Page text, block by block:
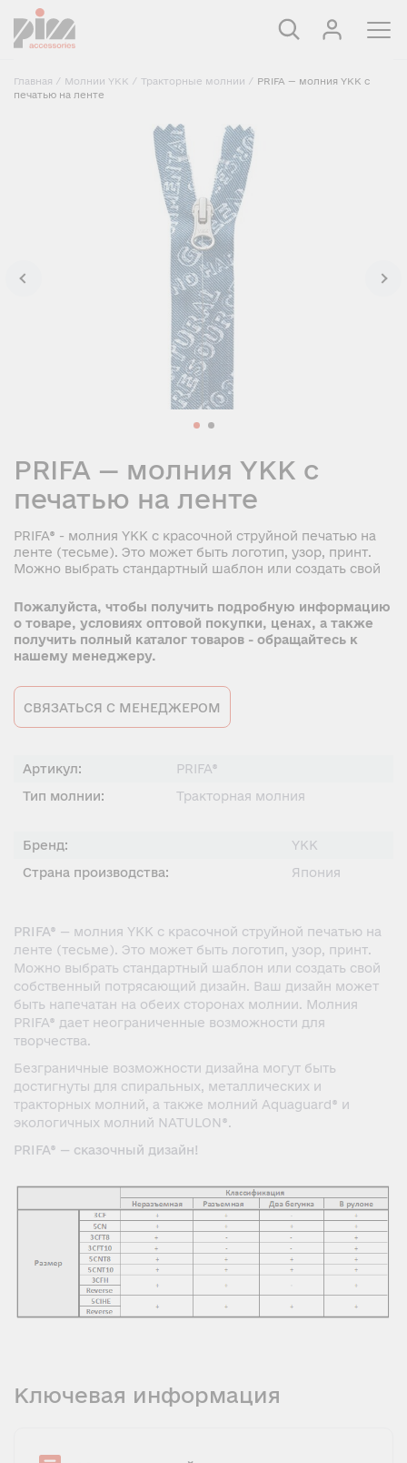
Главная / Молнии YKK / Тракторные молнии / PRIFA — молния YKK с
печатью на ленте
PRIFA — молния YKK с
печатью на ленте
PRIFA® - молния YKK с красочной струйной печатью на
ленте (тесьме). Это может быть логотип, узор, принт.
Можно выбрать стандартный шаблон или создать свой
Пожалуйста, чтобы получить подробную информацию
о товаре, условиях оптовой покупки, ценах, а также
получить полный каталог товаров - обращайтесь к
нашему менеджеру.
СВЯЗАТЬСЯ С МЕНЕДЖЕРОМ
Артикул:
PRIFA®
Тип молнии:
Тракторная молния
Бренд:
YKK
Страна производства:
Япония
PRIFA® — молния YKK с красочной струйной печатью на
ленте (тесьме). Это может быть логотип, узор, принт.
Можно выбрать стандартный шаблон или создать свой
собственный потрясающий дизайн. Ваш дизайн может
быть напечатан на обеих сторонах молнии. Молния
PRIFA® дает неограниченные возможности для
творчества.
Безграничные возможности дизайна могут быть
достигнуты для спиральных, металлических и
тракторных молний, а также молний Aquaguard® и
экологичных молний NATULON®.
PRIFA® — сказочный дизайн!
Ключевая информация